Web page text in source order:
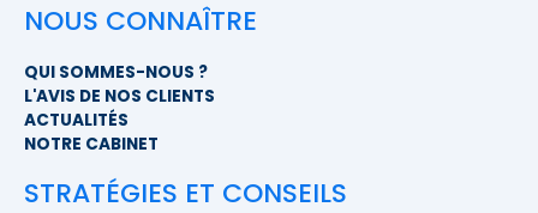
NOUS CONNAÎTRE
QUI SOMMES-NOUS ?
L'AVIS DE NOS CLIENTS
ACTUALITÉS
NOTRE CABINET
STRATÉGIES ET CONSEILS